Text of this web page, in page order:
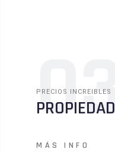
PRECIOS INCREIBLES
MÁS INFO